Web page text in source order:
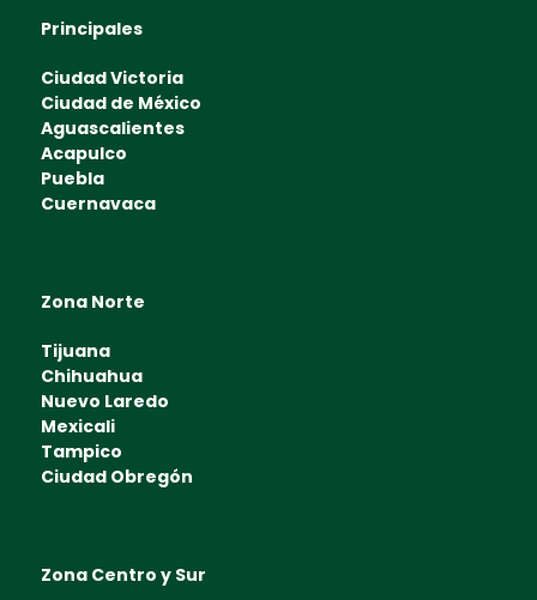
Principales
Ciudad Victoria
Ciudad de México
Aguascalientes
Acapulco
Puebla
Cuernavaca
Zona Norte
Tijuana
Chihuahua
Nuevo Laredo
Mexicali
Tampico
Ciudad Obregón
Zona Centro y Sur